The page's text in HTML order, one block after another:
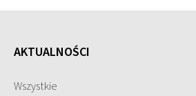
AKTUALNOŚCI
Wszystkie